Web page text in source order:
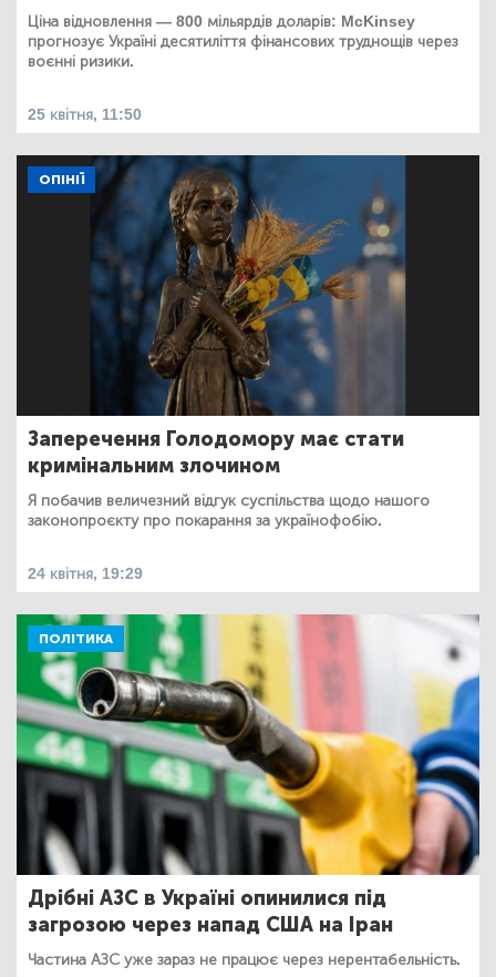
Ціна відновлення — 800 мільярдів доларів: McKinsey
прогнозує Україні десятиліття фінансових труднощів через
воєнні ризики.
25 квітня, 11:50
ОПІНІЇ
Заперечення Голодомору має стати
кримінальним злочином
Я побачив величезний відгук суспільства щодо нашого
законопроєкту про покарання за українофобію.
24 квітня, 19:29
ПОЛІТИКА
Дрібні АЗС в Україні опинилися під
загрозою через напад США на Іран
Частина АЗС уже зараз не працює через нерентабельність.